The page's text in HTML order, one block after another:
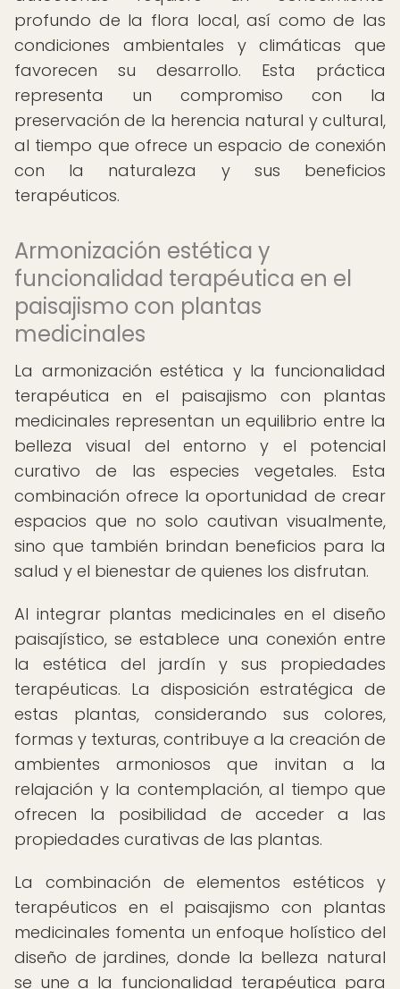
profundo de la flora local, así como de las
condiciones ambientales y climáticas que
favorecen su desarrollo. Esta práctica
representa un compromiso con la
preservación de la herencia natural y cultural,
al tiempo que ofrece un espacio de conexión
con la naturaleza y sus beneficios
terapéuticos.
Armonización estética y
funcionalidad terapéutica en el
paisajismo con plantas
medicinales
La armonización estética y la funcionalidad
terapéutica en el paisajismo con plantas
medicinales representan un equilibrio entre la
belleza visual del entorno y el potencial
curativo de las especies vegetales. Esta
combinación ofrece la oportunidad de crear
espacios que no solo cautivan visualmente,
sino que también brindan beneficios para la
salud y el bienestar de quienes los disfrutan.
Al integrar plantas medicinales en el diseño
paisajístico, se establece una conexión entre
la estética del jardín y sus propiedades
terapéuticas. La disposición estratégica de
estas plantas, considerando sus colores,
formas y texturas, contribuye a la creación de
ambientes armoniosos que invitan a la
relajación y la contemplación, al tiempo que
ofrecen la posibilidad de acceder a las
propiedades curativas de las plantas.
La combinación de elementos estéticos y
terapéuticos en el paisajismo con plantas
medicinales fomenta un enfoque holístico del
diseño de jardines, donde la belleza natural
se une a la funcionalidad terapéutica para